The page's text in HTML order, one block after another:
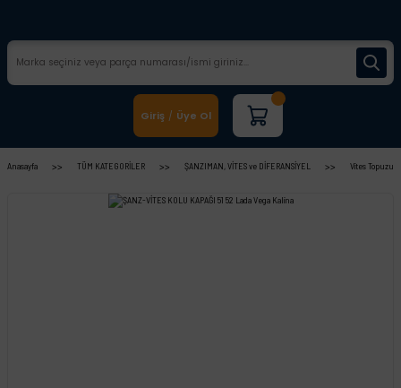
Giriş / Üye Ol
Anasayfa TÜM KATEGORİLER ŞANZIMAN, VİTES ve DİFERANSİYEL Vites Topuzu